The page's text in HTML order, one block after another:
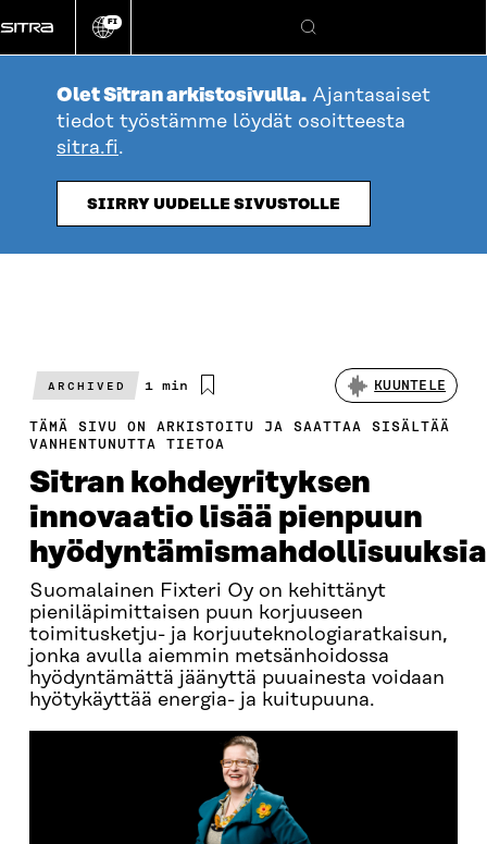
suoraan
sisältöön
Vaihda
kieli
FI
Hae
Olet Sitran arkistosivulla. Ajantasaiset
tiedot työstämme löydät osoitteesta
sitra.fi.
SIIRRY UUDELLE SIVUSTOLLE
ARCHIVED
Arvioitu
1 min KUUNTELE
TÄMÄ SIVU ON ARKISTOITU JA SAATTAA SISÄLTÄÄ
VANHENTUNUTTA TIETOA
Sitran kohdeyrityksen
innovaatio lisää pienpuun
hyödyntämismahdollisuuksia
Suomalainen Fixteri Oy on kehittänyt
pieniläpimittaisen puun korjuuseen
toimitusketju- ja korjuuteknologiaratkaisun,
jonka avulla aiemmin metsänhoidossa
hyödyntämättä jäänyttä puuainesta voidaan
hyötykäyttää energia- ja kuitupuuna.